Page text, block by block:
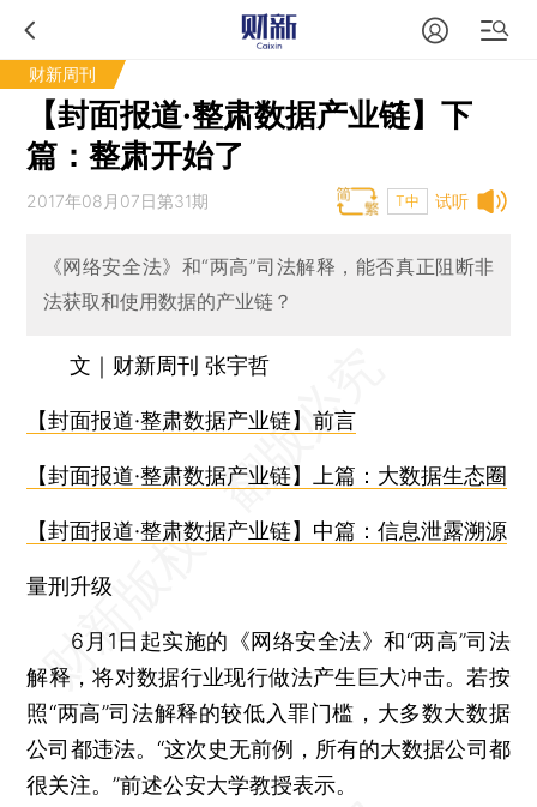
财新周刊
【封面报道·整肃数据产业链】下
篇：整肃开始了
试听
2017年08月07日第31期 T中
《网络安全法》和“两高”司法解释，能否真正阻断非
法获取和使用数据的产业链？
文｜财新周刊 张宇哲
【封面报道·整肃数据产业链】前言
【封面报道·整肃数据产业链】上篇：大数据生态圈
【封面报道·整肃数据产业链】中篇：信息泄露溯源
量刑升级
6月1日起实施的《网络安全法》和“两高”司法
解释，将对数据行业现行做法产生巨大冲击。若按
照“两高”司法解释的较低入罪门槛，大多数大数据
公司都违法。“这次史无前例，所有的大数据公司都
很关注。”前述公安大学教授表示。